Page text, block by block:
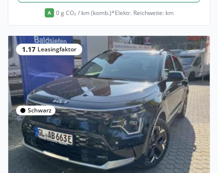
A 0 g CO₂ / km (komb.)*Elektr. Reichweite: km
1.17 Leasingfaktor
Schwarz
Privat
Kia Niro 1.6 PHEV DCT Plug & Ride,
Komfort, Style, Tageszulassung